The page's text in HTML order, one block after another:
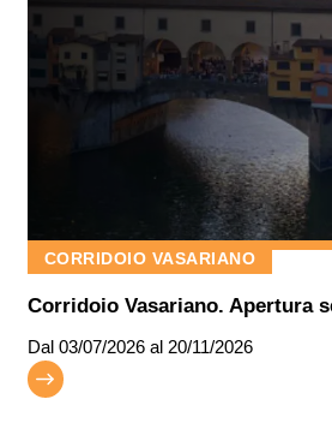
CORRIDOIO VASARIANO
Corridoio Vasariano. Apertura
Dal 03/07/2026 al 20/11/2026